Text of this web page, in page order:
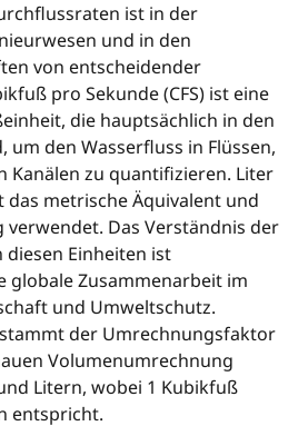
ist in der
und in den
von entscheidender
pro Sekunde (CFS) ist eine
die hauptsächlich in den
um den Wasserfluss in Flüssen,
Kanälen zu quantifizieren. Liter
das metrische Äquivalent und
Das Verständnis der
diesen Einheiten ist
globale Zusammenarbeit im
und Umweltschutz.
der Umrechnungsfaktor
Volumenumrechnung
Litern, wobei 1 Kubikfuß
entspricht.